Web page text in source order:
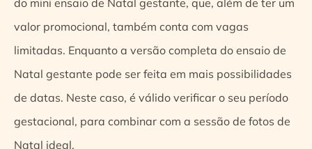
valor promocional, também conta com vagas
limitadas. Enquanto a versão completa do ensaio de
Natal gestante pode ser feita em mais possibilidades
de datas. Neste caso, é válido verificar o seu período
gestacional, para combinar com a sessão de fotos de
Natal ideal.